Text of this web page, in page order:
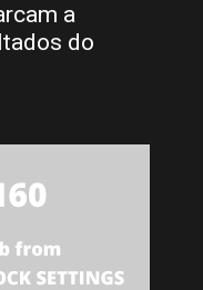
a
do